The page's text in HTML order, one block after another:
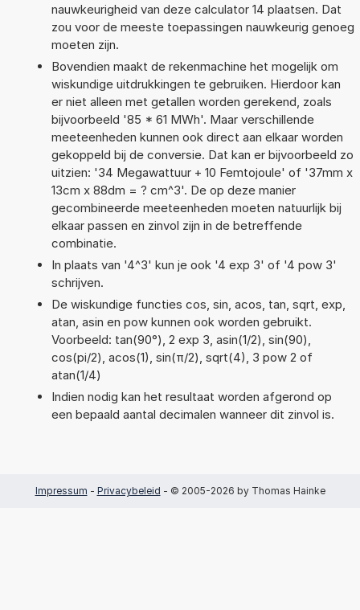
nauwkeurigheid van deze calculator 14 plaatsen. Dat
zou voor de meeste toepassingen nauwkeurig genoeg
moeten zijn.
Bovendien maakt de rekenmachine het mogelijk om
wiskundige uitdrukkingen te gebruiken. Hierdoor kan
er niet alleen met getallen worden gerekend, zoals
bijvoorbeeld '85 * 61 MWh'. Maar verschillende
meeteenheden kunnen ook direct aan elkaar worden
gekoppeld bij de conversie. Dat kan er bijvoorbeeld zo
uitzien: '34 Megawattuur + 10 Femtojoule' of '37mm x
13cm x 88dm = ? cm^3'. De op deze manier
gecombineerde meeteenheden moeten natuurlijk bij
elkaar passen en zinvol zijn in de betreffende
combinatie.
In plaats van '4^3' kun je ook '4 exp 3' of '4 pow 3'
schrijven.
De wiskundige functies cos, sin, acos, tan, sqrt, exp,
atan, asin en pow kunnen ook worden gebruikt.
Voorbeeld: tan(90°), 2 exp 3, asin(1/2), sin(90),
cos(pi/2), acos(1), sin(π/2), sqrt(4), 3 pow 2 of
atan(1/4)
Indien nodig kan het resultaat worden afgerond op
een bepaald aantal decimalen wanneer dit zinvol is.
Impressum - Privacybeleid - © 2005-2026 by Thomas Hainke